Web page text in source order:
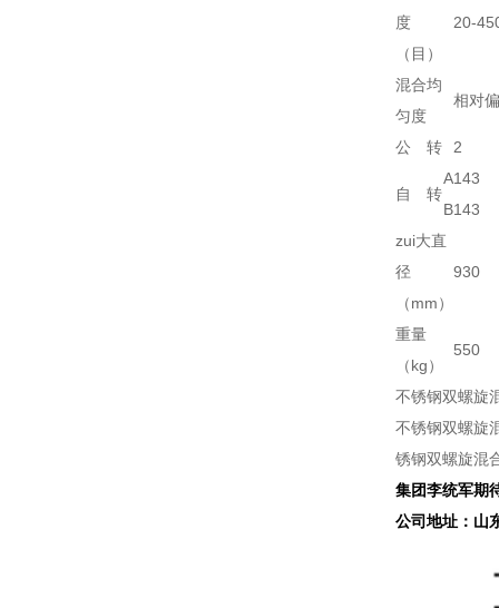
度
（目）
20-
混合均
匀度
相对
公 转 2
自 转
A143
B143
zui大直
径
（mm）
930
重量
（kg）
550
不锈钢双螺旋
不锈钢双螺旋
锈钢双螺旋混
集团李统军期
公司地址：山